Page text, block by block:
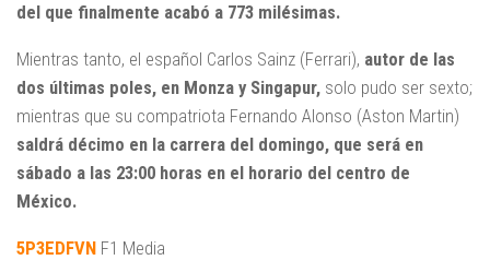
del que finalmente acabó a 773 milésimas.
Mientras tanto, el español Carlos Sainz (Ferrari), autor de las
dos últimas poles, en Monza y Singapur, solo pudo ser sexto;
mientras que su compatriota Fernando Alonso (Aston Martin)
saldrá décimo en la carrera del domingo, que será en
sábado a las 23:00 horas en el horario del centro de
México.
5P3EDFVN F1 Media